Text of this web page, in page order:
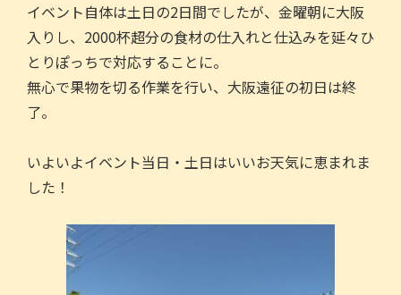
イベント自体は土日の2日間でしたが、金曜朝に大阪
入りし、2000杯超分の食材の仕入れと仕込みを延々ひ
とりぽっちで対応することに。
無心で果物を切る作業を行い、大阪遠征の初日は終
了。
いよいよイベント当日・土日はいいお天気に恵まれま
した！